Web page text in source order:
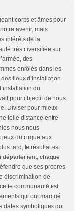
corps et âmes pour
avenir, mais
intérêts de la
très diversifiée sur
des
enrôlés dans les
lieux d’installation
du
pour objectif de nous
Diviser pour mieux
telle distance entre
nous nous
jeux du cirque aux
tard, le résultat est
département, chaque
que ses propres
discrimination de
communauté est
qui ont marqué
dates symboliques qui